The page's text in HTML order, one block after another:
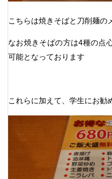
こちらは焼きそばと刀削麺の
なお焼きそばの方は4種の点
可能となっております
これらに加えて、学生にお勧